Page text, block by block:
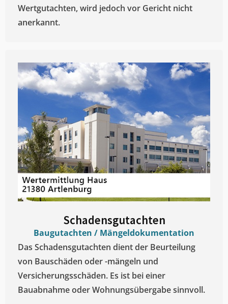
Wertgutachten, wird jedoch vor Gericht nicht
anerkannt.
Schadensgutachten
Baugutachten / Mängeldokumentation
Das Schadensgutachten dient der Beurteilung
von Bauschäden oder -mängeln und
Versicherungsschäden. Es ist bei einer
Bauabnahme oder Wohnungsübergabe sinnvoll.